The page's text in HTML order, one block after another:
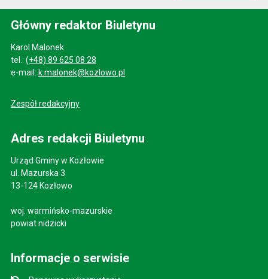
Główny redaktor Biuletynu
Karol Malonek
tel.: (+48) 89 625 08 28
e-mail: k.malonek@kozlowo.pl
Zespół redakcyjny
Adres redakcji Biuletynu
Urząd Gminy w Kozłowie
ul. Mazurska 3
13-124 Kozłowo
woj. warmińsko-mazurskie
powiat nidzicki
Informacje o serwisie